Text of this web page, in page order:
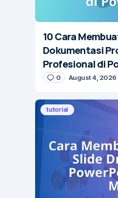
10 Cara
Dokumentasi
Profesional di
0 August 4, 2026
tutorial